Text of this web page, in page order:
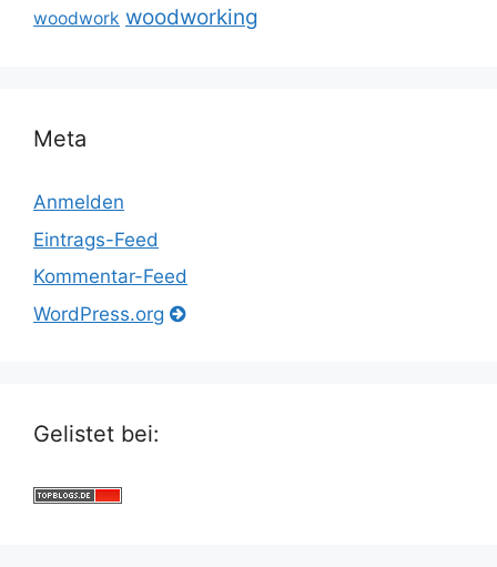
woodwork woodworking
Meta
Anmelden
Eintrags-Feed
Kommentar-Feed
WordPress.org
Gelistet bei: